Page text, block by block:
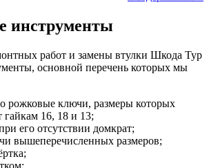
инструменты
работ и замены втулки Шкода Тур
основной перечень которых мы
рожковые ключи, размеры которых
гайкам 16, 18 и 13;
его отсутствии домкрат;
вышеперечисленных размеров;